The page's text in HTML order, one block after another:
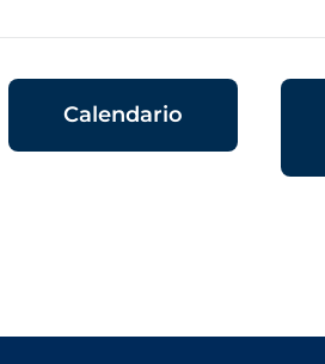
Calendario